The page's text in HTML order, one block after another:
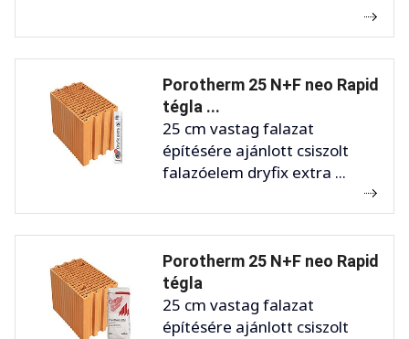
Porotherm 25 N+F neo Rapid
tégla ...
25 cm vastag falazat
építésére ajánlott csiszolt
falazóelem dryfix extra ...
Porotherm 25 N+F neo Rapid
tégla
25 cm vastag falazat
építésére ajánlott csiszolt